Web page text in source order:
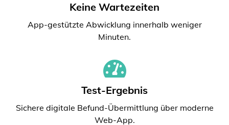
Keine Wartezeiten
App-gestützte Abwicklung innerhalb weniger
Minuten.
Test-Ergebnis
Sichere digitale Befund-Übermittlung über moderne
Web-App.